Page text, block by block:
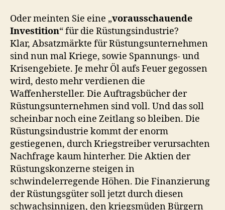
Oder meinten Sie eine „vorausschauende
Investition“ für die Rüstungsindustrie?
Klar, Absatzmärkte für Rüstungsunternehmen
sind nun mal Kriege, sowie Spannungs- und
Krisengebiete. Je mehr Öl aufs Feuer gegossen
wird, desto mehr verdienen die
Waffenhersteller. Die Auftragsbücher der
Rüstungsunternehmen sind voll. Und das soll
scheinbar noch eine Zeitlang so bleiben. Die
Rüstungsindustrie kommt der enorm
gestiegenen, durch Kriegstreiber verursachten
Nachfrage kaum hinterher. Die Aktien der
Rüstungskonzerne steigen in
schwindelerregende Höhen. Die Finanzierung
der Rüstungsgüter soll jetzt durch diesen
schwachsinnigen, den kriegsmüden Bürgern